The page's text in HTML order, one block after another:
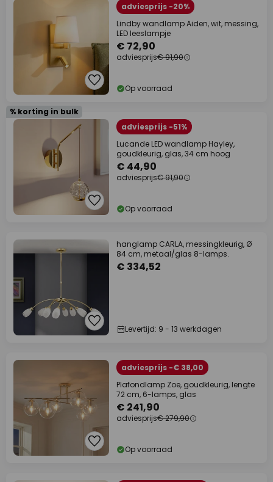
adviesprijs -20%
Lindby wandlamp Aiden, wit, messing,
LED leeslampje
€ 72,90
adviesprijs€ 91,90
Op voorraad
% korting in bulk
adviesprijs -51%
Lucande LED wandlamp Hayley,
goudkleurig, glas, 34 cm hoog
€ 44,90
adviesprijs€ 91,90
Op voorraad
hanglamp CARLA, messingkleurig, Ø
84 cm, metaal/glas 8-lamps.
€ 334,52
Levertijd: 9 - 13 werkdagen
adviesprijs -€ 38,00
Plafondlamp Zoe, goudkleurig, lengte
72 cm, 6-lamps, glas
€ 241,90
adviesprijs€ 279,90
Op voorraad